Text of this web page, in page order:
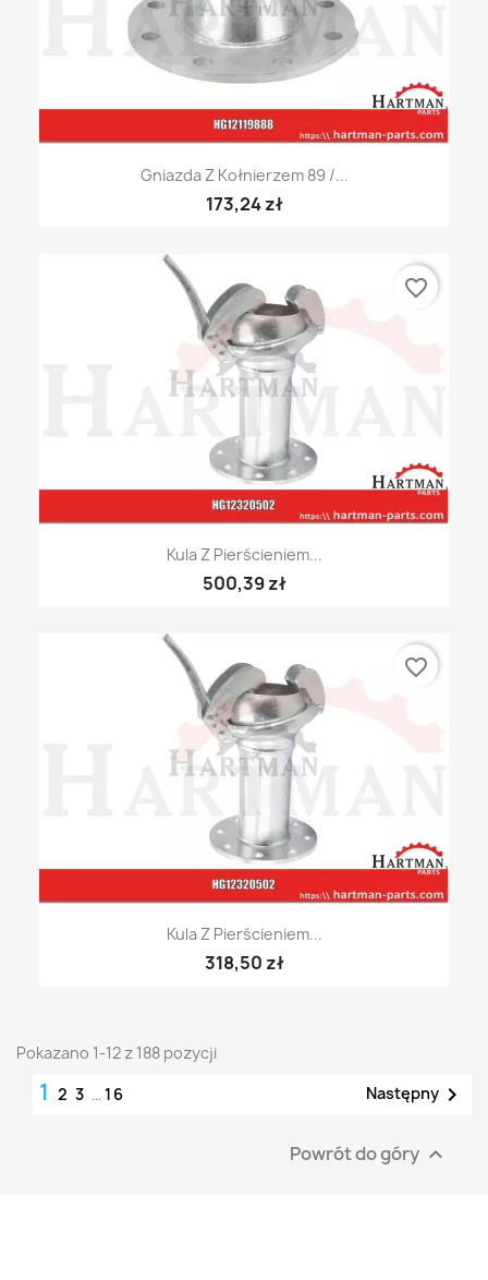
Gniazda Z Kołnierzem 89 /...
173,24 zł
Kula Z Pierścieniem...
500,39 zł
favorite_border
Kula Z Pierścieniem...
318,50 zł
favorite_border
Pokazano 1-12 z 188 pozycji
1 2 3 … 16 Następny 
Powrót do góry 